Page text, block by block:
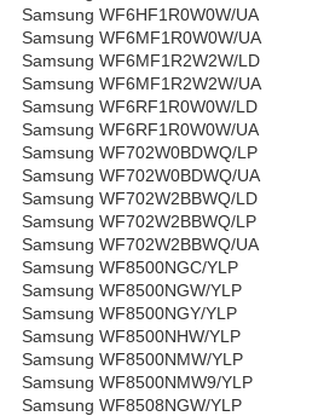
Samsung WF6HF1R0W0W/UA
Samsung WF6MF1R0W0W/UA
Samsung WF6MF1R2W2W/LD
Samsung WF6MF1R2W2W/UA
Samsung WF6RF1R0W0W/LD
Samsung WF6RF1R0W0W/UA
Samsung WF702W0BDWQ/LP
Samsung WF702W0BDWQ/UA
Samsung WF702W2BBWQ/LD
Samsung WF702W2BBWQ/LP
Samsung WF702W2BBWQ/UA
Samsung WF8500NGC/YLP
Samsung WF8500NGW/YLP
Samsung WF8500NGY/YLP
Samsung WF8500NHW/YLP
Samsung WF8500NMW/YLP
Samsung WF8500NMW9/YLP
Samsung WF8508NGW/YLP